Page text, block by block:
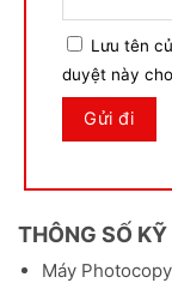
Lưu tên
duyệt này
THÔNG SỐ
Máy